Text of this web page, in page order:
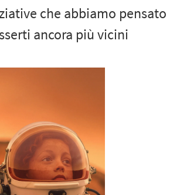
che abbiamo pensato
ancora più vicini